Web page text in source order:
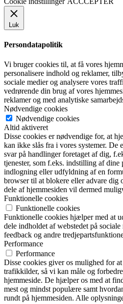
Luk
Persondatapolitik
Vi bruger cookies til, at få vores
personalisere indhold og reklamer,
sociale medier og analysere vores
vedrørende din brug af vores
reklamer og med analytiske
Nødvendige cookies
Nødvendige cookies
Altid aktiveret
Disse cookies er nødvendige for, at
kan ikke slås fra i vores systemer. De
svar på handlinger foretaget af dig,
tjenester, som f.eks. indstilling af dine
indlogning eller udfyldning af en
browser til at blokere eller advare dig
dele af hjemmesiden vil dermed
Funktionelle cookies
Funktionelle cookies
Funktionelle cookies hjælper med at
dele indholdet af webstedet på
feedback og andre
Performance
Performance
Disse cookies giver os mulighed for
trafikkilder, så vi kan måle og
hjemmeside. De hjælper os med at
mest og mindst populære samt
rundt på hjemmesiden. Alle